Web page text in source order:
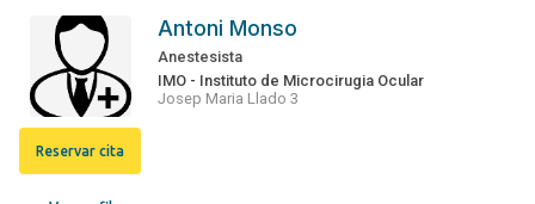
Reservar cita
Antoni Monso
Anestesista
IMO - Instituto de Microcirugia Ocular
Josep Maria Llado 3